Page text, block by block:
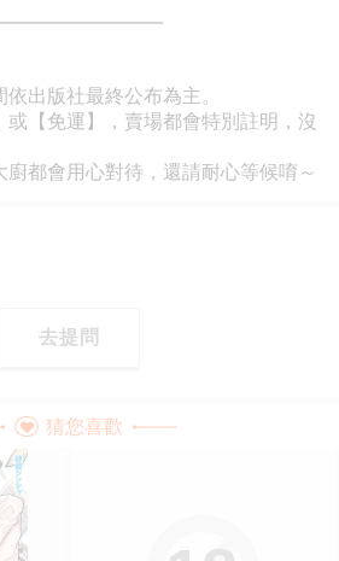
去提問
猜您喜歡